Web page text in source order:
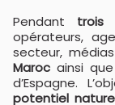
Pendant trois
opérateurs,
secteur,
Maroc ainsi que
d’Espagne.
potentiel nature